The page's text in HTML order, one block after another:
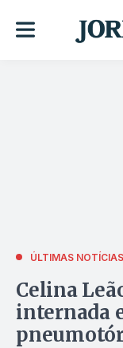
ÚLTIMAS NOTÍCIAS
Celina
internada